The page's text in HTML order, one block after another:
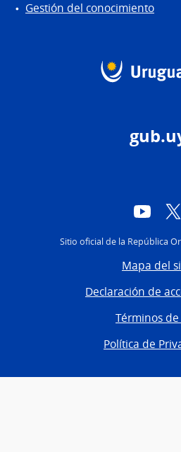
Gestión del conocimiento
Sitio oficial de la República
Mapa del
Declaración de
Términos
Política de